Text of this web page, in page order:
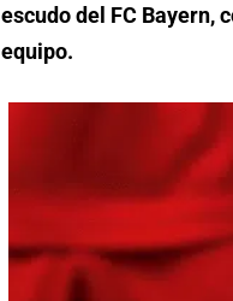
escudo del FC Bayern,
equipo.